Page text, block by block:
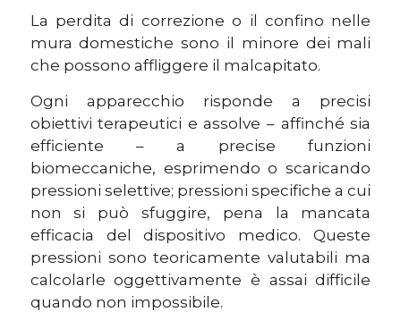
La perdita di correzione o il confino nelle
mura domestiche sono il minore dei mali
che possono affliggere il malcapitato.
Ogni apparecchio risponde a precisi
obiettivi terapeutici e assolve – affinché sia
efficiente – a precise funzioni
biomeccaniche, esprimendo o scaricando
pressioni selettive; pressioni specifiche a cui
non si può sfuggire, pena la mancata
efficacia del dispositivo medico. Queste
pressioni sono teoricamente valutabili ma
calcolarle oggettivamente è assai difficile
quando non impossibile.